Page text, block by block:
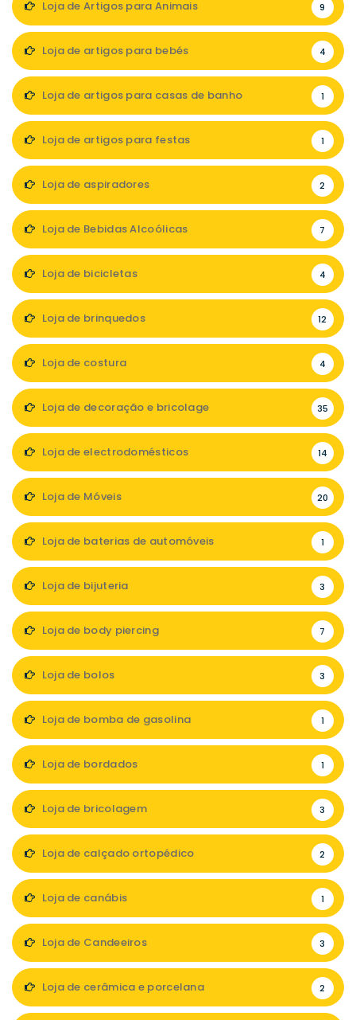
Loja de Artigos para Animais 9
Loja de artigos para bebés 4
Loja de artigos para casas de banho 1
Loja de artigos para festas 1
Loja de aspiradores 2
Loja de Bebidas Alcoólicas 7
Loja de bicicletas 4
Loja de brinquedos 12
Loja de costura 4
Loja de decoração e bricolage 35
Loja de electrodomésticos 14
Loja de Móveis 20
Loja de baterias de automóveis 1
Loja de bijuteria 3
Loja de body piercing 7
Loja de bolos 3
Loja de bomba de gasolina 1
Loja de bordados 1
Loja de bricolagem 3
Loja de calçado ortopédico 2
Loja de canábis 1
Loja de Candeeiros 3
Loja de cerâmica e porcelana 2